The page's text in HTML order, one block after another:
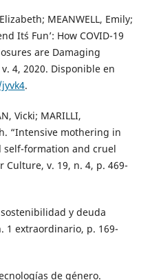
MEANWELL, Emily;
It´s Fun’: How COVID-19
are Damaging
v. 4, 2020. Disponible en
.
Vicki; MARILLI,
“Intensive mothering in
self-formation and cruel
Culture, v. 19, n. 4, p. 469-
sostenibilidad y deuda
1 extraordinario, p. 169-
de género.